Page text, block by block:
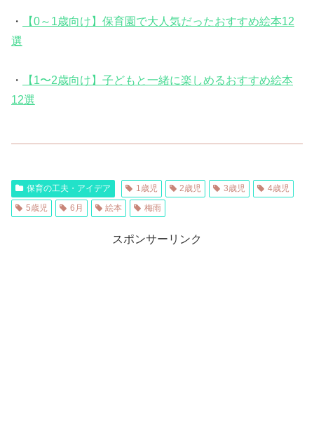
・
【0～1歳向け】保育園で大人気だったおすすめ絵本12
選
・
【1〜2歳向け】子どもと一緒に楽しめるおすすめ絵本
12選
保育の工夫・アイデア 1歳児 2歳児 3歳児
4歳児
5歳児
6月 絵本 梅雨
スポンサーリンク